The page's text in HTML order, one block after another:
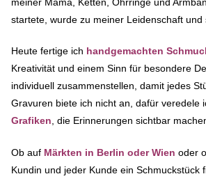
startete, wurde zu meiner Leidenschaft und
Heute fertige ich handgemachten
Kreativität und einem Sinn für besondere
individuell zusammenstellen, damit jedes
Gravuren biete ich nicht an, dafür veredele
Grafiken, die Erinnerungen sichtbar
Ob auf Märkten in Berlin oder Wien oder
Kundin und jeder Kunde ein